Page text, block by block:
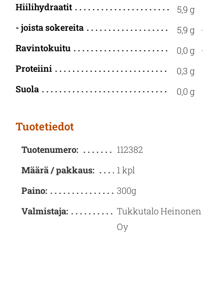
Hiilihydraatit
5,9 g
- joista sokereita
5,9 g
Ravintokuitu
0,0 g
Proteiini
0,3 g
Suola
0,0 g
Tuotetiedot
Tuotenumero:
112382
Määrä / pakkaus:
1 kpl
Paino:
300g
Valmistaja:
Tukkutalo Heinonen
Oy